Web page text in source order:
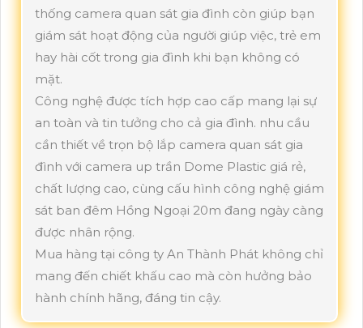
thống camera quan sát gia đình còn giúp bạn
giám sát hoạt động của người giúp việc, trẻ em
hay hài cốt trong gia đình khi bạn không có
mặt.
Công nghệ được tích hợp cao cấp mang lại sự
an toàn và tin tưởng cho cả gia đình. nhu cầu
cần thiết về trọn bộ lắp camera quan sát gia
đình với camera up trần Dome Plastic giá rẻ,
chất lượng cao, cùng cấu hình công nghệ giám
sát ban đêm Hồng Ngoại 20m đang ngày càng
được nhân rộng.
Mua hàng tại công ty An Thành Phát không chỉ
mang đến chiết khấu cao mà còn hưởng bảo
hành chính hãng, đáng tin cậy.